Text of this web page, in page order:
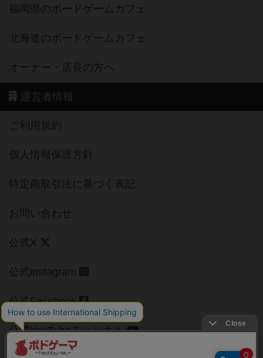
福岡県のボードゲームカフェ
北海道のボードゲームカフェ
オーナー・店長の方へ
運営者情報
ご利用規約
個人情報保護方針
特定商取引法に基づく表記
お問い合わせ
公式X
公式instagram
公式Facebook
公式YouTubeチャンネル